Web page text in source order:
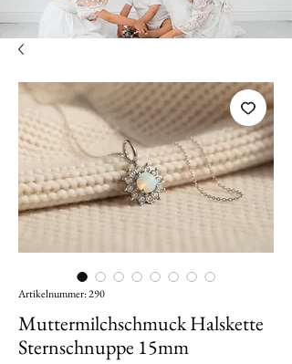
Artikelnummer: 290
Muttermilchschmuck Halskette
Sternschnuppe 15mm